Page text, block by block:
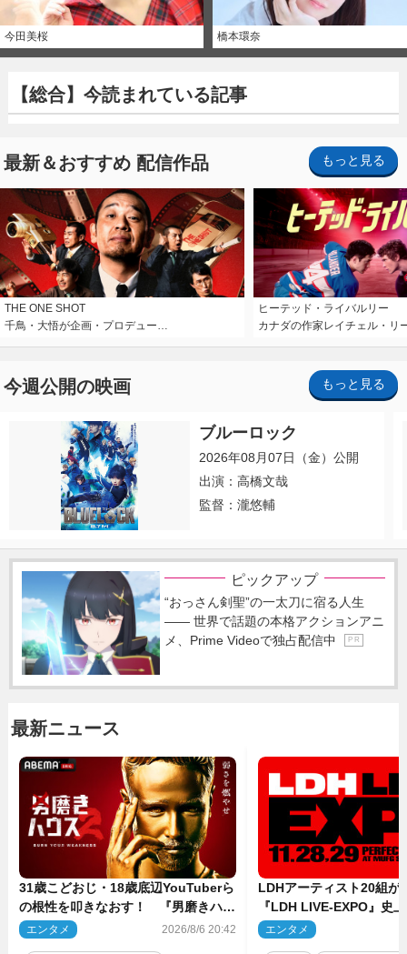
今田美桜 橋本環奈
【総合】今読まれている記事
最新＆おすすめ 配信作品 もっと見る
THE ONE SHOT
千鳥・大悟が企画・プロデュー…
ヒーテッド・ライバルリー
カナダの作家レイチェル・リ
今週公開の映画 もっと見る
ブルーロック
2026年08月07日（金）公開
出演：高橋文哉
監督：瀧悠輔
ピックアップ
“おっさん剣聖”の一太刀に宿る人生
―― 世界で話題の本格アクションアニ
メ、Prime Videoで独占配信中
P R
最新ニュース
31歳こどおじ・18歳底辺YouTuberら
の根性を叩きなおす！ 『男磨きハウ
ス』第2弾コーチ陣発表
エンタメ 2026/8/6 20:42
LDHアーティスト20組
『LDH LIVE‐EXPO』史
技場で開催決定
エンタメ